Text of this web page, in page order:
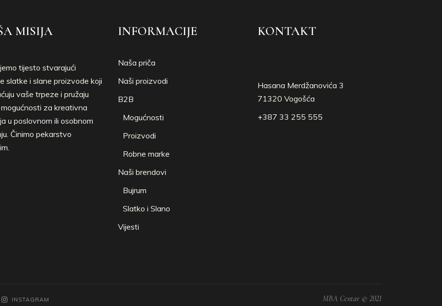
MISIJA
tijesto stvarajući
slatke i slane proizvode koji
vaše trpeze i pružaju
za kreativna
u poslovnom ili osobnom
Činimo pekarstvo
INFORMACIJE
Naša priča
Naši proizvodi
B2B
Mogućnosti
Proizvodi
Robne marke
Naši brendovi
Bujrum
Slatko i Slano
Vijesti
KONTAKT
Hasana Merdžanovića 3
71320 Vogošća
+387 33 255 555
INSTAGRAM MBA Centar © 2021